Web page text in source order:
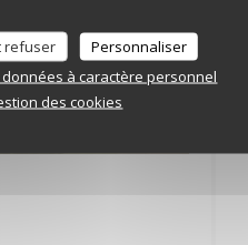
refuser
Personnaliser
à caractère personnel
des cookies